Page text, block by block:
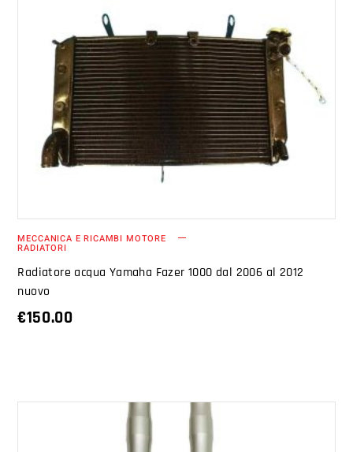
AGGIUNGI AL CARRELLO
MECCANICA E RICAMBI MOTORE
RADIATORI
Radiatore acqua Yamaha Fazer 1000 dal 2006 al 2012
nuovo
€150.00